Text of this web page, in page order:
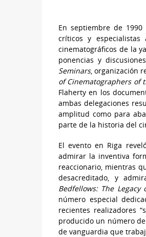
En septiembre de
críticos y
cinematográficos de la
ponencias y
Seminars, organización
of Cinematographers of
Flaherty en los
ambas delegaciones
amplitud como para
parte de la historia del
El evento en Riga
admirar la inventiva
reaccionario, mientras
desacreditado, y
Bedfellows: The Legacy
número especial
recientes realizadores
producido un número
de vanguardia que